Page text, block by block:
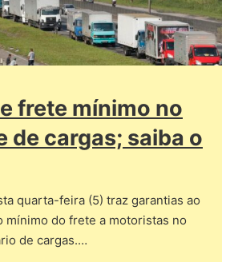
frete mínimo no
de cargas; saiba o
quarta-feira (5) traz garantias ao
mínimo do frete a motoristas no
de cargas.…